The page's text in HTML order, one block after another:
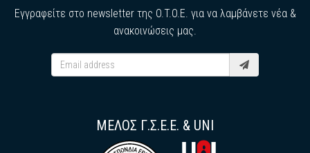
Εγγραφείτε στο newsletter της O.T.O.E. για να λαμβάνετε νέα &
ανακοινώσεις μας.
ΜΕΛΟΣ Γ.Σ.Ε.Ε. & UNI